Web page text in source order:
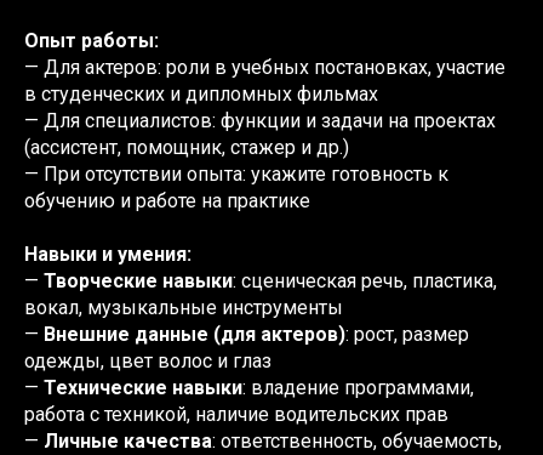
Опыт работы:
— Для актеров: роли в учебных постановках, участие
в студенческих и дипломных фильмах
— Для специалистов: функции и задачи на проектах
(ассистент, помощник, стажер и др.)
— При отсутствии опыта: укажите готовность к
обучению и работе на практике
Навыки и умения:
— Творческие навыки: сценическая речь, пластика,
вокал, музыкальные инструменты
— Внешние данные (для актеров): рост, размер
одежды, цвет волос и глаз
— Технические навыки: владение программами,
работа с техникой, наличие водительских прав
— Личные качества: ответственность, обучаемость,